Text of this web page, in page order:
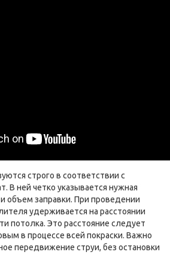
строго в соответствии с
В ней четко указывается нужная
объем заправки. При проведении
удерживается на расстоянии
потолка. Это расстояние следует
в процессе всей покраски. Важно
передвижение струи, без остановки